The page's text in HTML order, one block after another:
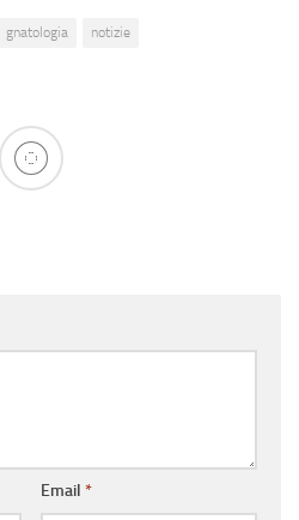
gnatologia notizie
Email *